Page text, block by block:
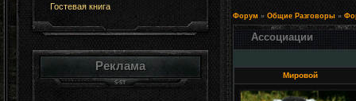
Гостевая книга
Реклама
Форум » Общие Разговоры »
Ассоциации
Мировой